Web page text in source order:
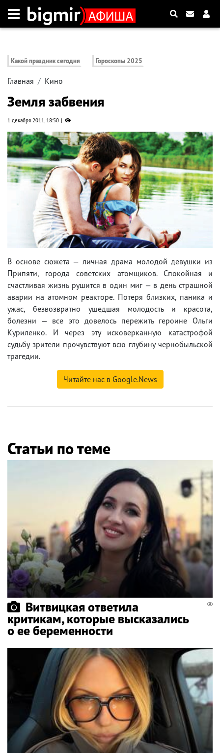
Какой праздник сегодня Гороскопы 2025
Главная Кино
Земля забвения
1 декабря 2011, 18:50
В основе сюжета — личная драма молодой девушки из
Припяти, города советских атомщиков. Спокойная и
счастливая жизнь рушится в один миг — в день страшной
аварии на атомном реакторе. Потеря близких, паника и
ужас, безвозвратно ушедшая молодость и красота,
болезни — все это довелось пережить героине Ольги
Куриленко. И через эту исковерканную катастрофой
судьбу зрители прочувствуют всю глубину чернобыльской
трагедии.
Читайте нас в Google.News
Статьи по теме
Витвицкая ответила
критикам, которые высказались
о ее беременности